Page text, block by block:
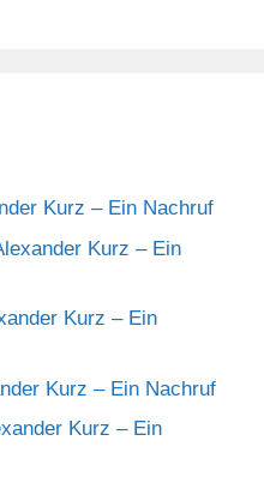
Kurz – Ein Nachruf
Kurz – Ein
Kurz – Ein
Kurz – Ein Nachruf
Kurz – Ein